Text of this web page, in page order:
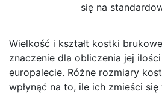
się na
Wielkość i kształt kostki
znaczenie dla obliczenia jej
europalecie. Różne rozmiary
wpłynąć na to, ile ich zmieści